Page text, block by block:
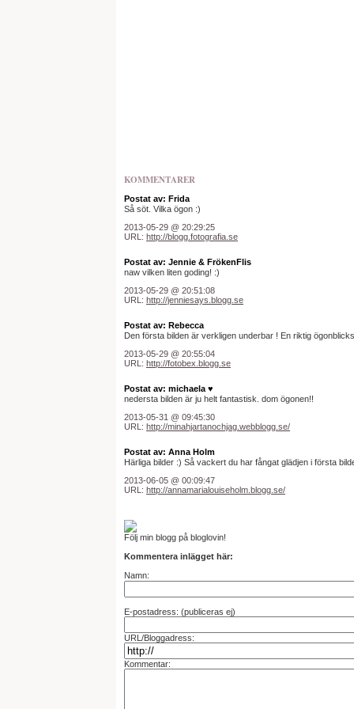
KOMMENTARER
Postat av: Frida
Så söt. Vilka ögon :)
2013-05-29 @ 20:29:25
URL: http://blogg.fotografia.se
Postat av: Jennie & FrökenFlis
naw vilken liten goding! :)
2013-05-29 @ 20:51:08
URL: http://jenniesays.blogg.se
Postat av: Rebecca
Den första bilden är verkligen underbar ! En riktig
2013-05-29 @ 20:55:04
URL: http://fotobex.blogg.se
Postat av: michaela ♥
nedersta bilden är ju helt fantastisk. dom ögonen!!
2013-05-31 @ 09:45:30
URL: http://minahjartanochjag.webblogg.se/
Postat av: Anna Holm
Härliga bilder :) Så vackert du har fångat glädjen i första
2013-06-05 @ 00:09:47
URL: http://annamarialouiseholm.blogg.se/
Följ min blogg på bloglovin!
Kommentera inlägget här:
Namn:
E-postadress: (publiceras ej)
URL/Bloggadress:
Kommentar: